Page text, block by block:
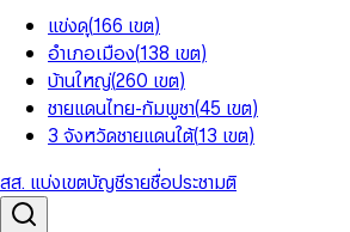
แข่งดุ(166 เขต)
อำเภอเมือง(138 เขต)
บ้านใหญ่(260 เขต)
ชายแดนไทย-กัมพูชา(45 เขต)
3 จังหวัดชายแดนใต้(13 เขต)
สส. แบ่งเขตบัญชีรายชื่อประชามติ